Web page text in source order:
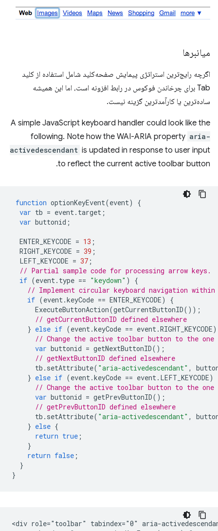
میانبرها
اگرچه رایج‌ترین استراتژی پیمایش صفحه‌کلید شامل استفاده از کلید
Tab برای چرخاندن فوکوس در رابط افزونه است، اما این همیشه
ساده‌ترین یا کارآمدترین گزینه نیست.
A simple JavaScript keyboard handler could look like the
following. Note how the WAI-ARIA property aria-
activedescendant is updated in response to user input
to reflect the current active toolbar button.
function optionKeyEvent(event)
{
var tb = event . target ;
var buttonid ;
ENTER_KEYCODE = 13 ;
RIGHT_KEYCODE = 39 ;
LEFT_KEYCODE = 37 ;
// Partial sample code for processing arrow keys.
if (event . type == "keydown" )
{
// Implement circular keyboard navigation
if (event .keyCode == ENTER_KEYCODE)
{
ExecuteButtonAction(getCurrentButtonID());
// getCurrentButtonID defined elsewhere
} else if (event .keyCode == event .RIGHT_KEYCODE)
// Change the active toolbar button to the
var buttonid = getNextButtonID();
// getNextButtonID defined elsewhere
tb . setAttribute( "aria-activedescendant" ,
} else if (event .keyCode == event . LEFT_KEYCODE)
// Change the active toolbar button to the
var buttonid = getPrevButtonID();
// getPrevButtonID defined elsewhere
tb . setAttribute( "aria-activedescendant" ,
} else {
return true ;
}
return false ;
}
}
<div role="toolbar" tabindex="0" aria-